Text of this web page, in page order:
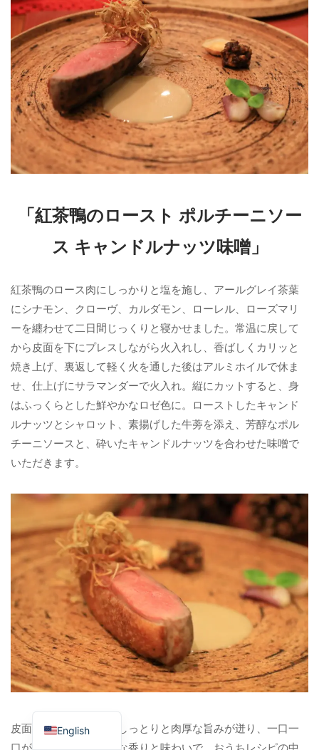
「紅茶鴨のロースト ポルチーニソー
ス キャンドルナッツ味噌」
紅茶鴨のロース肉にしっかりと塩を施し、アールグレイ茶葉
にシナモン、クローヴ、カルダモン、ローレル、ローズマリ
ーを纏わせて二日間じっくりと寝かせました。常温に戻して
から皮面を下にプレスしながら火入れし、香ばしくカリッと
焼き上げ、裏返して軽く火を通した後はアルミホイルで休ま
せ、仕上げにサラマンダーで火入れ。縦にカットすると、身
はふっくらとした鮮やかなロゼ色に。ローストしたキャンド
ルナッツとシャロット、素揚げした牛蒡を添え、芳醇なポル
チーニソースと、砕いたキャンドルナッツを合わせた味噌で
いただきます。
皮面は香ばしく、中はしっとりと肉厚な旨みが迸り、一口一
English